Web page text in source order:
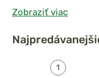
umožnili
zásek. Vďaka
gumové nástrahy
Zobraziť viac